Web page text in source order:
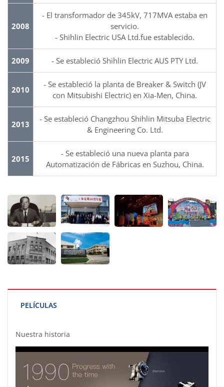
2008
- El transformador de 345kV, 717MVA estaba en
servicio.
- Shihlin Electric USA Ltd.fue establecido.
2009 - Se estableció Shihlin Electric AUS PTY Ltd.
2010
- Se estableció la planta de Breaker & Switch (JV
con Mitsubishi Electric) en Xia-Men, China.
2013
- Se estableció Changzhou Shihlin Mitsuba Electric
& Engineering Co. Ltd.
2015
- Se estableció una nueva planta para
Automatización de Fábricas en Suzhou, China.
PELÍCULAS
Nuestra historia